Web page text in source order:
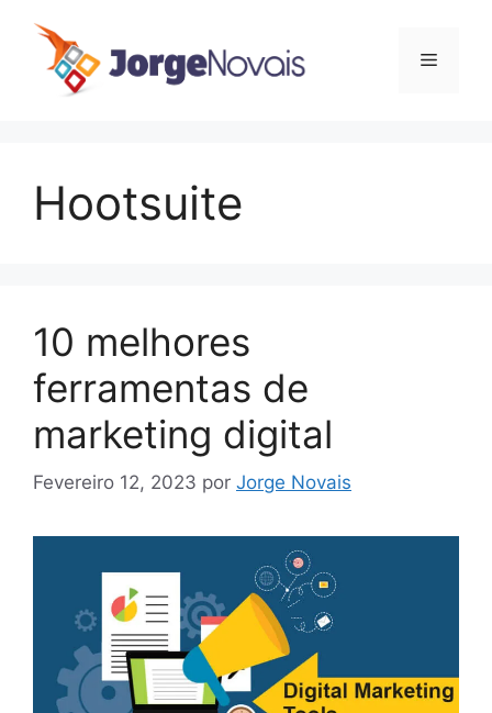
para
conteúdo
Hootsuite
10 melhores
ferramentas de
marketing digital
Fevereiro 12, 2023 por Jorge Novais